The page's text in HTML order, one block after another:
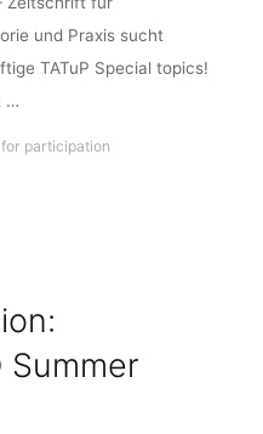
und Praxis sucht
TATuP Special topics!
…
participation
Summer